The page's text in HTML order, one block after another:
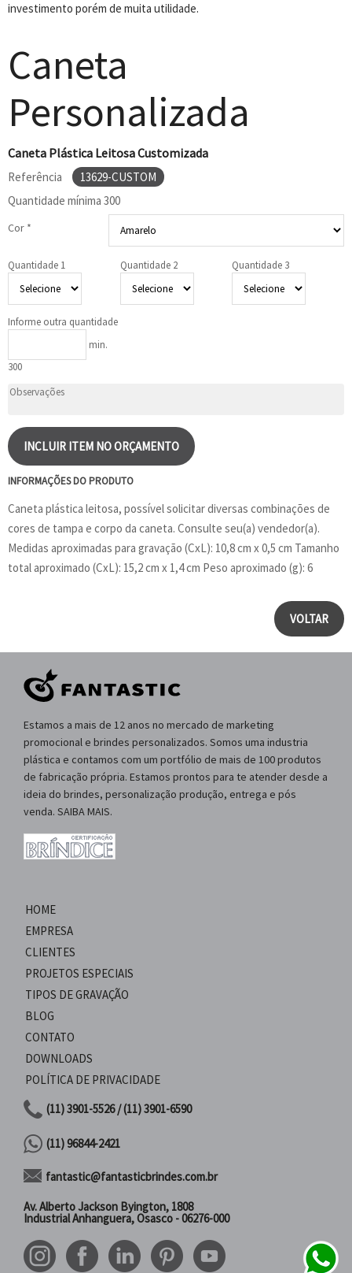
investimento porém de muita utilidade.
Caneta
Personalizada
Caneta Plástica Leitosa Customizada
Referência
13629-CUSTOM
Quantidade mínima 300
Cor *
Quantidade 1 Quantidade 2 Quantidade 3
Informe outra quantidade
min.
300
INCLUIR ITEM NO ORÇAMENTO
INFORMAÇÕES DO PRODUTO
Caneta plástica leitosa, possível solicitar diversas combinações de
cores de tampa e corpo da caneta. Consulte seu(a) vendedor(a).
Medidas aproximadas para gravação (CxL): 10,8 cm x 0,5 cm Tamanho
total aproximado (CxL): 15,2 cm x 1,4 cm Peso aproximado (g): 6
VOLTAR
Estamos a mais de 12 anos no mercado de marketing
promocional e brindes personalizados. Somos uma industria
plástica e contamos com um portfólio de mais de 100 produtos
de fabricação própria. Estamos prontos para te atender desde a
ideia do brindes, personalização produção, entrega e pós
venda. SAIBA MAIS.
HOME
EMPRESA
CLIENTES
PROJETOS ESPECIAIS
TIPOS DE GRAVAÇÃO
BLOG
CONTATO
DOWNLOADS
POLÍTICA DE PRIVACIDADE
(11) 3901-5526 / (11) 3901-6590
(11) 96844-2421
fantastic@fantasticbrindes.com.br
Av. Alberto Jackson Byington, 1808
Industrial Anhanguera, Osasco - 06276-000